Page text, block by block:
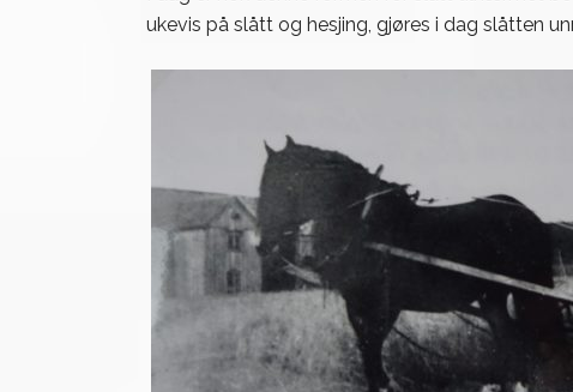
ukevis på slått og hesjing, gjøres i dag slåtten